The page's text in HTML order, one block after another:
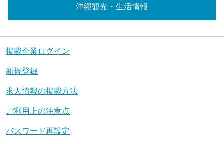
沖縄観光・生活情報
掲載企業ログイン
新規登録
求人情報の掲載方法
ご利用上の注意点
パスワード再設定